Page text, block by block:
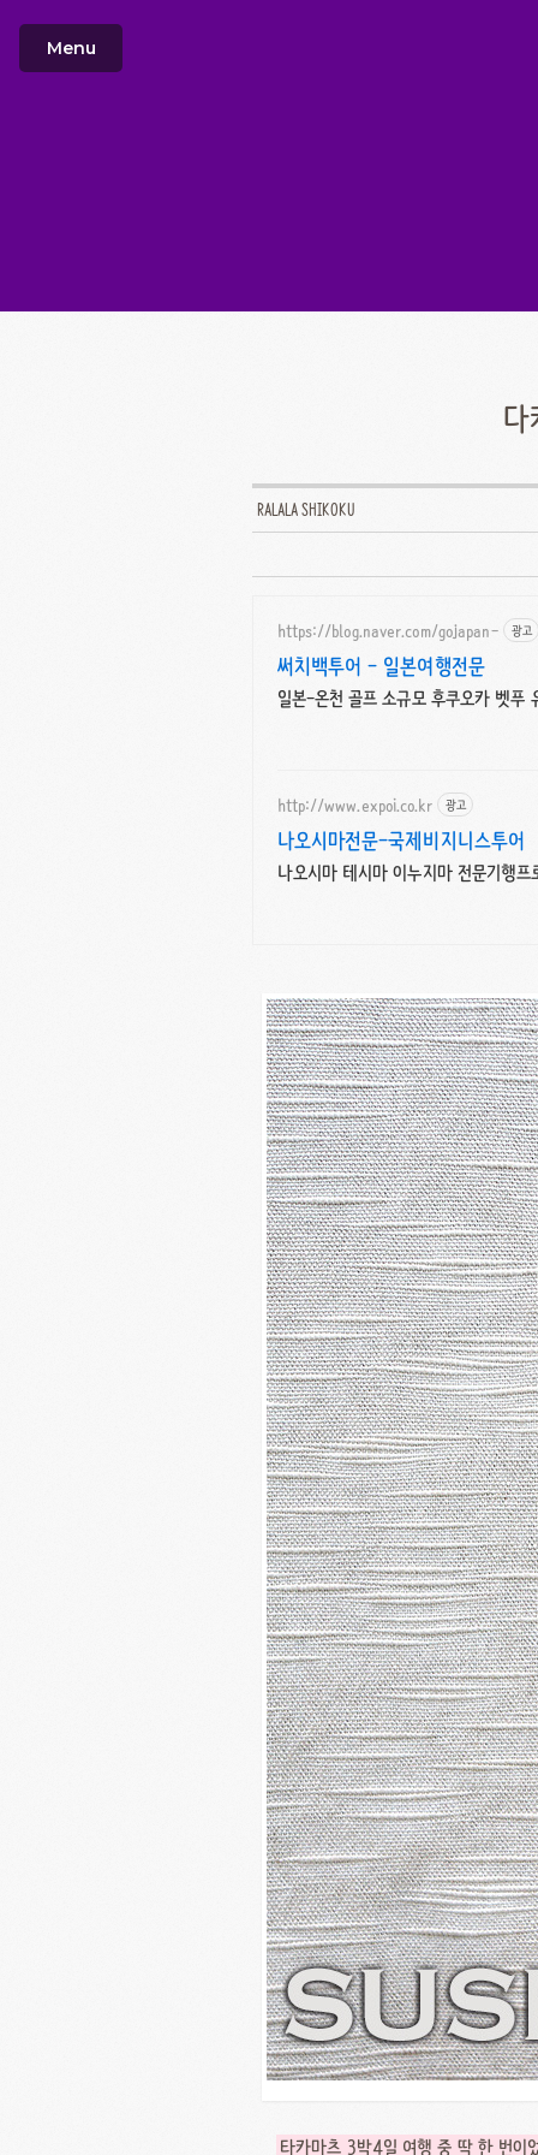
RALALA SHIKOKU
https://blog.naver.com/gojapan- 광고
써치백투어 - 일본여행전문
일본-온천 골프 소규모 후쿠오카 벳푸
http://www.expoi.co.kr 광고
나오시마전문-국제비지니스투어
나오시마 테시마 이누지마 전문기행프
타카마츠 3박4일 여행 중 딱 한 번이
Menu